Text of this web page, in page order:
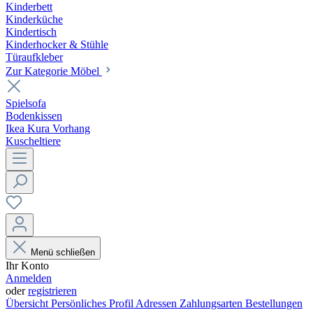
Kinderbett
Kinderküche
Kindertisch
Kinderhocker & Stühle
Türaufkleber
Zur Kategorie Möbel
Spielsofa
Bodenkissen
Ikea Kura Vorhang
Kuscheltiere
Menü schließen
Ihr Konto
Anmelden
oderregistrieren
Übersicht Persönliches Profil Adressen Zahlungsarten Bestellungen